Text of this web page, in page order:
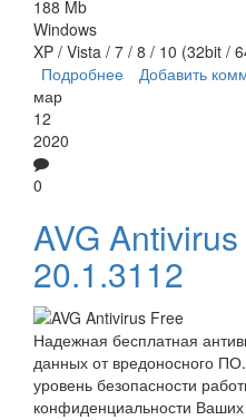
188 Mb
Windows
XP / Vista / 7 / 8 / 10 (32bit /
Подробнее о Kaspersky
Добавить
мар
12
2020
0
AVG
20.1.3112
Надежная бесплатная
данных от вредоносного
уровень безопасности
конфиденциальности